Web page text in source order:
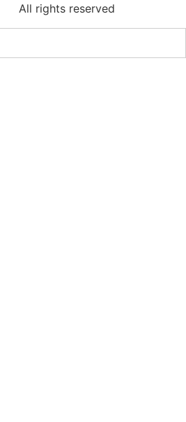
All rights reserved